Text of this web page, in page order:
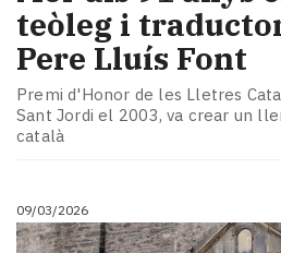
teòleg i
Pere Lluís Font
Premi d'Honor de les Lletres
Sant Jordi el 2003, va crear un
català
09/03/2026